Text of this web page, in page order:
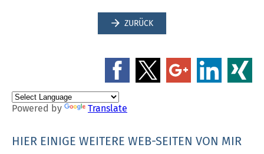
ZURÜCK
Powered by Translate
HIER EINIGE WEITERE WEB-SEITEN VON MIR